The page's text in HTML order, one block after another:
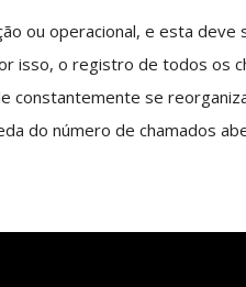
ou operacional, e esta
isso, o registro de todos os
constantemente se
do número de chamados